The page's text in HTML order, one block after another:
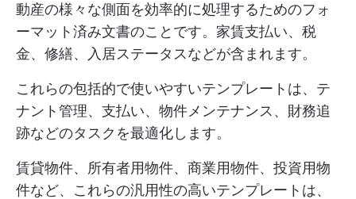
動産の様々な側面を効率的に処理するためのフォ
ーマット済み文書のことです。家賃支払い、税
金、修繕、入居ステータスなどが含まれます。
これらの包括的で使いやすいテンプレートは、テ
ナント管理、支払い、物件メンテナンス、財務追
跡などのタスクを最適化します。
賃貸物件、所有者用物件、商業用物件、投資用物
件など、これらの汎用性の高いテンプレートは、